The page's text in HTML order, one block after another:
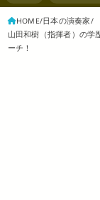
HOME 日本の演奏家
山田和樹（指揮者）の学
ーチ！